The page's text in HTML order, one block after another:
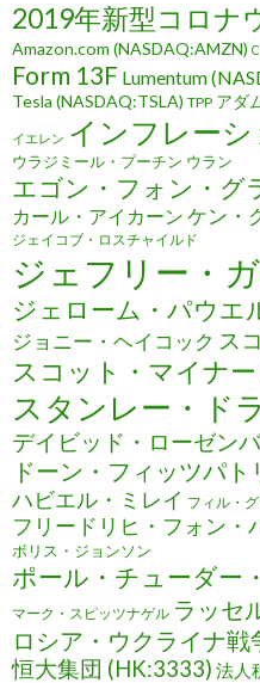
2019年新型コロナ
Amazon.com (NASDAQ:AMZN)
Form 13F Lumentum
Tesla (NASDAQ:TSLA) TPP アダ
イエレン インフレーシ
ウラジミール・プーチン ウラン
エゴン・フォン・グ
カール・アイカーン ケン・
ジェイコブ・ロスチャイルド
ジェフリー・
ジェローム・パウエ
ジョニー・ヘイコック ス
スコット・マイナー
スタンレー・ド
デイビッド・ローゼン
ドーン・フィッツパト
ハビエル・ミレイ フィル・
フリードリヒ・フォン・
ボリス・ジョンソン
ポール・チューダー
マーク・スピッツナゲル ラッセ
ロシア・ウクライナ戦
恒大集団 (HK:3333) 法人